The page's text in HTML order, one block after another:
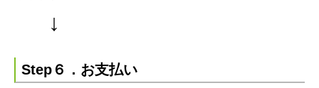
↓
Step６．お支払い